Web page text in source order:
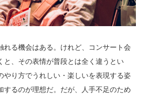
れる機会はある。けれど、コンサート会
と、その表情が普段とは全く違うとい
やり方でうれしい・楽しいを表現する姿
するのが理想だ。だが、人手不足のため